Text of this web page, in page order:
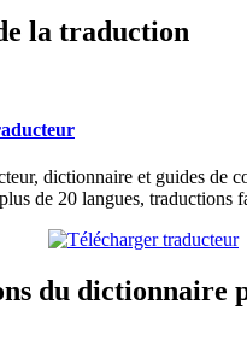
la traduction
dictionnaire et guides de
plus de 20 langues, traductions
du dictionnaire